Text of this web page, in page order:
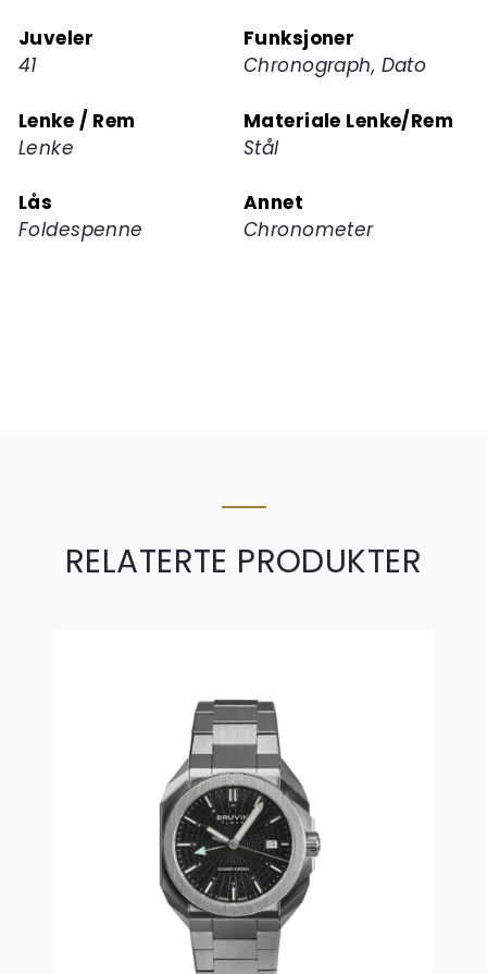
Juveler
41
Funksjoner
Chronograph, Dato
Lenke / Rem
Lenke
Materiale Lenke/Rem
Stål
Lås
Foldespenne
Annet
Chronometer
RELATERTE PRODUKTER